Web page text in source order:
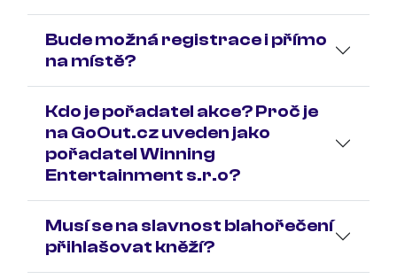
Bude možná registrace i přímo
na místě?
Kdo je pořadatel akce? Proč je
na GoOut.cz uveden jako
pořadatel Winning
Entertainment s.r.o?
Musí se na slavnost blahořečení
přihlašovat kněží?